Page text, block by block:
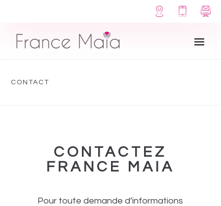
CONTACT
CONTACTEZ
FRANCE MAIA
Pour toute demande d’informations